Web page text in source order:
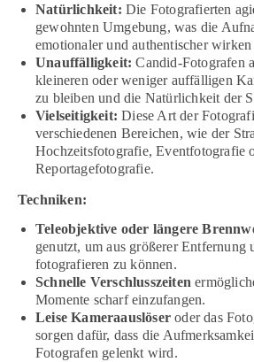
Natürlichkeit: Die Fotografierten
gewohnten Umgebung, was die
emotionaler und authentischer wirken
Unauffälligkeit: Candid-Fotografen
kleineren oder weniger auffälligen
zu bleiben und die Natürlichkeit der
Vielseitigkeit: Diese Art der
verschiedenen Bereichen, wie der
Hochzeitsfotografie, Eventfotografie
Reportagefotografie.
Techniken:
Teleobjektive oder längere
genutzt, um aus größerer Entfernung
fotografieren zu können.
Schnelle Verschlusszeiten
Momente scharf einzufangen.
Leise Kameraauslöser oder das
sorgen dafür, dass die
Fotografen gelenkt wird.